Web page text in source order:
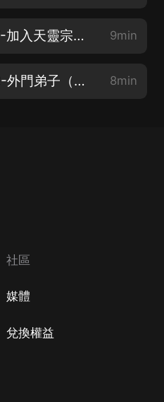
我的宗門太無敵-007-加入天靈宗（求聽眾老爺們給個月票，點讚！感謝感謝！） 9min
我的宗門太無敵-008-外門弟子（求聽眾老爺們給個月票，點讚！感謝感謝！） 8min
社區
媒體
兌換權益